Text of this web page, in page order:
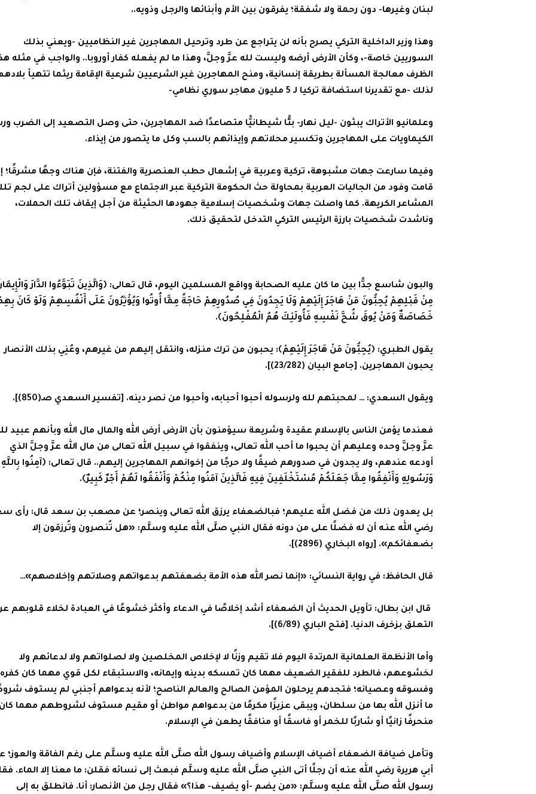
لبنان وغيرها- دون رحمة ولا شفقة؛ يفرقون بين الأم وأبنائها والرجل وذويه..
وهذا وزير الداخلية التركي يصرح بأنه لن يتراجع عن طرد وترحيل المهاجرين غير النظاميين -ويعني بذلك
السوريين خاصة-، وكأن الأرض أرضه وليست لله عزَّ وجلَّ، وهذا ما لم يفعله كفار أوروبا.. والواجب في مثله
الظرف معالجة المسألة بطريقة إنسانية، ومنح المهاجرين غير الشرعيين شرعية الإقامة ريثما تتهيأ
لذلك -مع تقديرنا استضافة تركيا لـ 5 مليون مهاجر سوري نظامي-
وعلمانيو الأتراك يبثون -ليل نهار- بثًّا شيطانيًّا متصاعدًا ضد المهاجرين، حتى وصل التصعيد إلى الضرب
الكيماويات على المهاجرين وتكسير محلاتهم وإيذائهم بالسب وكل ما يتصور من إيذاء.
وفيما سارعت جهات مشبوهة، تركية وعربية في إشعال حطب العنصرية والفتنة، فإن هناك وجهًا مشرقًا؛
قامت وفود من الجاليات العربية بمحاولة حث الحكومة التركية عبر الاجتماع مع مسؤولين أتراك على لجم
المشاعر الكريهة. كما واصلت جهات وشخصيات إسلامية جهودها الحثيثة من أجل إيقاف تلك الحملات،
وناشدت شخصيات بارزة الرئيس التركي التدخل لتحقيق ذلك.
والبون شاسع جدًّا بين ما كان عليه الصحابة وواقع المسلمين اليوم، قال تعالى: ﴿‌وَالَّذِينَ ‌تَبَوَّءُوا الدَّارَ
مِنْ قَبْلِهِمْ يُحِبُّونَ مَنْ هَاجَرَ إِلَيْهِمْ وَلَا يَجِدُونَ فِي صُدُورِهِمْ حَاجَةً مِمَّا أُوتُوا وَيُؤْثِرُونَ عَلَى أَنْفُسِهِمْ وَلَوْ كَانَ
خَصَاصَةٌ وَمَنْ يُوقَ شُحَّ نَفْسِهِ فَأُولَئِكَ هُمُ الْمُفْلِحُونَ﴾.
يقول الطبري: ﴿يُحِبُّونَ مَنْ هَاجَرَ إِلَيْهِمْ﴾: يحبون من ترك منزله، وانتقل إليهم من غيرهم، وعُنِي بذلك الأنصار
يحبون المهاجرين. [جامع البيان (23/282)].
ويقول السعدي: … لمحبتهم لله ولرسوله أحبوا أحبابه، وأحبوا من نصر دينه. [تفسير السعدي صـ(850)].
فعندما يؤمن الناس بالإسلام عقيدة وشريعة سيؤمنون بأن الأرض أرض الله والمال مال الله وبأنهم عبيد
عزَّ وجلَّ وحده وعليهم أن يحبوا ما أحب الله تعالى، وينفقوا في سبيل الله تعالى من مال الله عزَّ وجلَّ الذي
أودعه عندهم، ولا يجدون في صدورهم ضيقًا ولا حرجًا من إخوانهم المهاجرين إليهم.. قال تعالى: ﴿آمِنُوا بِاللَّهِ
وَرَسُولِهِ وَأَنْفِقُوا مِمَّا جَعَلَكُمْ ‌مُسْتَخْلَفِينَ ‌فِيهِ فَالَّذِينَ آمَنُوا مِنْكُمْ وَأَنْفَقُوا لَهُمْ أَجْرٌ كَبِيرٌ﴾.
بل يعدون ذلك من فضل الله عليهم؛ فبالضعفاء يرزق الله تعالى وينصر؛ عن مصعب بن سعد قال: رأى
رضي الله عنـه أن له فضلًا على من دونه فقال النبي صلَّى الله عليه وسلَّم: «هل تُنصرون وتُرزقون إلا
بضعفائكم». [رواه البخاري (2896)].
قال الحافظ: في رواية النسائي: «إنما نصر الله هذه الأمة بضعفتهم بدعواتهم وصلاتهم وإخلاصهم»…
قال ابن بطال: تأويل الحديث أن الضعفاء أشد إخلاصًا في الدعاء وأكثر خشوعًا في العبادة لخلاء قلوبهم
التعلق بزخرف الدنيا. [فتح الباري (6/89)].
وأما الأنظمة العلمانية المرتدة اليوم فلا تقيم وزنًا لا لإخلاص المخلصين ولا لصلواتهم ولا لدعائهم ولا
لخشوعهم، فالطرد للفقير الضعيف مهما كان تمسكه بدينه وإيمانه، والاستبقاء لكل قوي مهما كان كفره
وفسوقه وعصيانه؛ فتجدهم يرحلون المؤمن الصالح والعالم الناصح؛ لأنه بدعواهم أجنبي لم يستوف
ما أنزل الله بها من سلطان، ويبقى عزيزًا مكرمًا من بدعواهم مواطن أو مقيم مستوف لشروطهم مهما
منحرفًا زانيًا أو شاربًا للخمر أو فاسقًا أو منافقًا يطعن في الإسلام.
وتأمل ضيافة الضعفاء أضياف الإسلام وأضياف رسول الله صلَّى الله عليه وسلَّم على رغم الفاقة والعوز؛
أبي هريرة رضي الله عنـه أن رجلًا أتى النبي صلَّى الله عليه وسلَّم فبعث إلى نسائه فقلن: ما معنا إلا الماء.
رسول الله صلَّى الله عليه وسلَّم: «من يضم -أو يضيف- هذا؟» فقال رجل من الأنصار: أنا. فانطلق به إلى